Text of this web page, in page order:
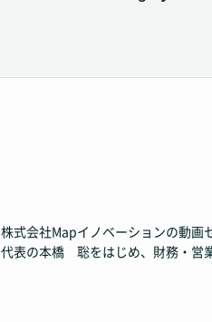
株式会社Mapイノベーションの動画
代表の本橋 聡をはじめ、財務・営